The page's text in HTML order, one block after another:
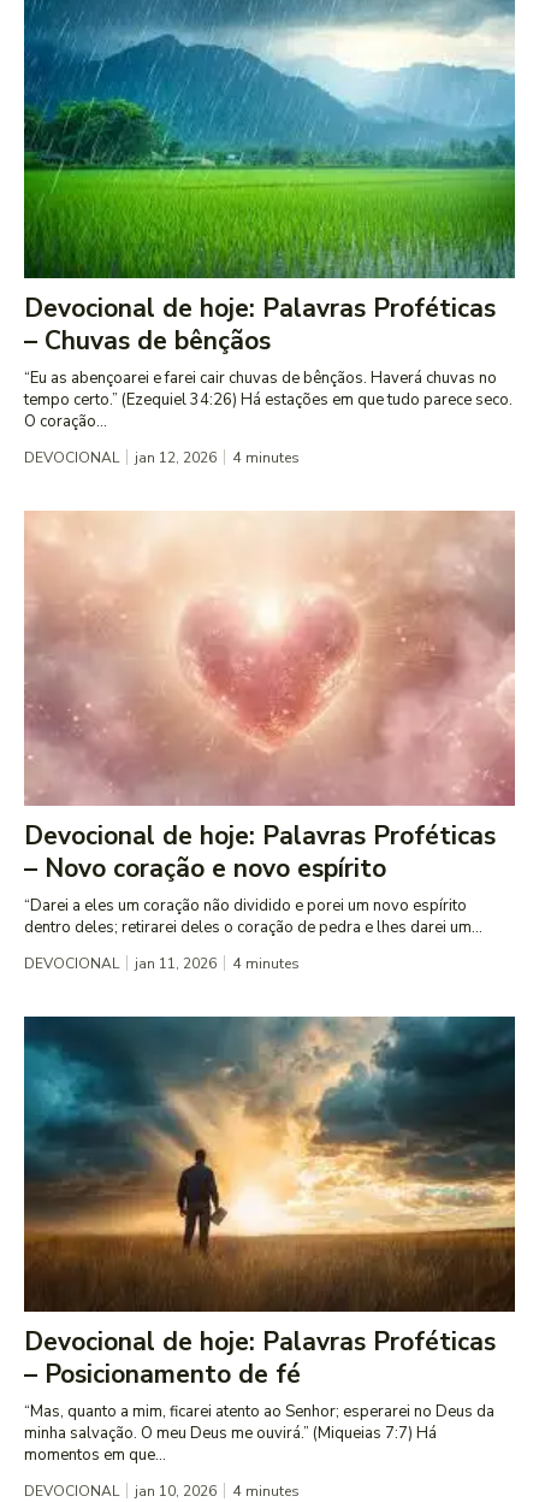
Devocional de hoje: Palavras Proféticas
– Chuvas de bênçãos
“Eu as abençoarei e farei cair chuvas de bênçãos. Haverá chuvas no
tempo certo.” (Ezequiel 34:26) Há estações em que tudo parece seco.
O coração...
DEVOCIONAL jan 12, 2026 4 minutes
Devocional de hoje: Palavras Proféticas
– Novo coração e novo espírito
“Darei a eles um coração não dividido e porei um novo espírito
dentro deles; retirarei deles o coração de pedra e lhes darei um...
DEVOCIONAL jan 11, 2026 4 minutes
Devocional de hoje: Palavras Proféticas
– Posicionamento de fé
“Mas, quanto a mim, ficarei atento ao Senhor; esperarei no Deus da
minha salvação. O meu Deus me ouvirá.” (Miqueias 7:7) Há
momentos em que...
DEVOCIONAL jan 10, 2026 4 minutes